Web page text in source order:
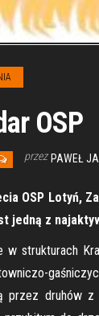
OSP
przez PAWEŁ
OSP Lotyń,
jedną z
w strukturach
przez druhów